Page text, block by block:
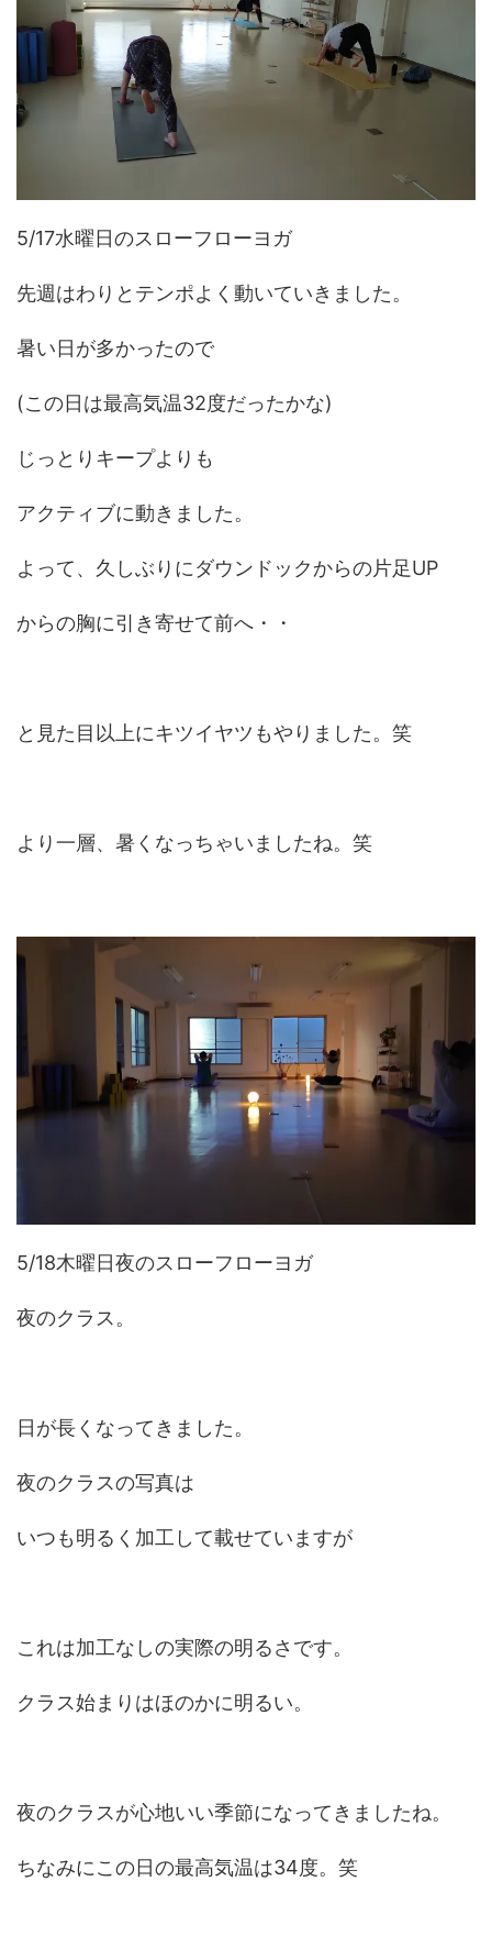
5/17水曜日のスローフローヨガ
先週はわりとテンポよく動いていきました。
暑い日が多かったので
(この日は最高気温32度だったかな)
じっとりキープよりも
アクティブに動きました。
よって、久しぶりにダウンドックからの片足UP
からの胸に引き寄せて前へ・・
と見た目以上にキツイヤツもやりました。笑
より一層、暑くなっちゃいましたね。笑
5/18木曜日夜のスローフローヨガ
夜のクラス。
日が長くなってきました。
夜のクラスの写真は
いつも明るく加工して載せていますが
これは加工なしの実際の明るさです。
クラス始まりはほのかに明るい。
夜のクラスが心地いい季節になってきましたね。
ちなみにこの日の最高気温は34度。笑